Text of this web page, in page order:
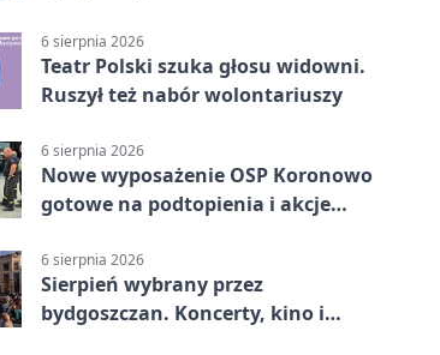
6 sierpnia 2026
Teatr Polski szuka głosu widowni.
Ruszył też nabór wolontariuszy
6 sierpnia 2026
Nowe wyposażenie OSP Koronowo
gotowe na podtopienia i akcje
6 sierpnia 2026
Sierpień wybrany przez
bydgoszczan. Koncerty, kino i